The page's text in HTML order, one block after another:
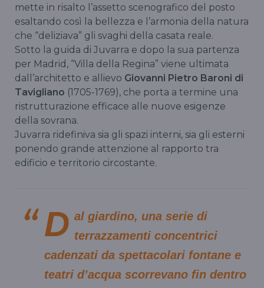
mette in risalto l’assetto scenografico del posto
esaltando così la bellezza e l’armonia della natura
che “deliziava” gli svaghi della casata reale.
Sotto la guida di Juvarra e dopo la sua partenza
per Madrid, “Villa della Regina” viene ultimata
dall’architetto e allievo Giovanni Pietro Baroni di
Tavigliano (1705-1769), che porta a termine una
ristrutturazione efficace alle nuove esigenze
della sovrana.
Juvarra ridefiniva sia gli spazi interni, sia gli esterni
ponendo grande attenzione al rapporto tra
edificio e territorio circostante.
D al giardino, una serie di
terrazzamenti concentrici
cadenzati da spettacolari fontane e
teatri d’acqua scorrevano fin dentro